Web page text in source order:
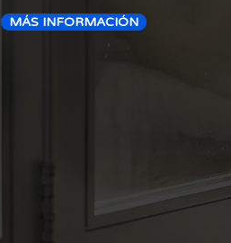
MÁS INFORMACIÓN